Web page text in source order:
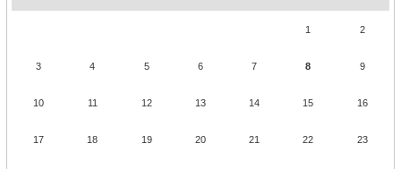
1 2
3 4 5 6 7 8 9
10 11 12 13 14 15 16
17 18 19 20 21 22 23